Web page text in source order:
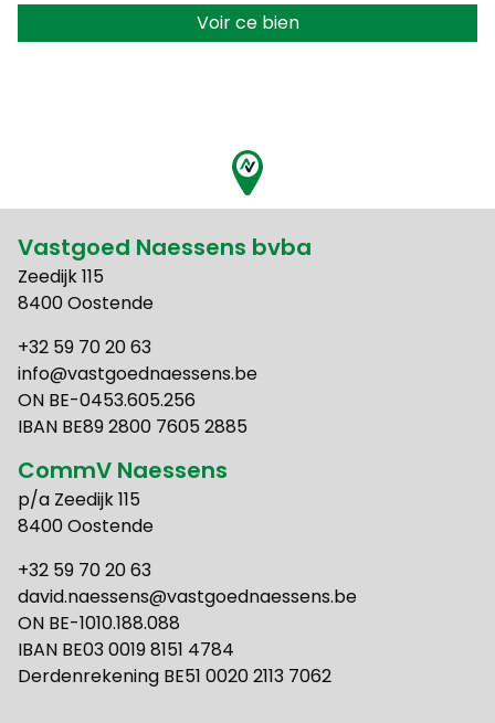
Voir ce bien
Vastgoed Naessens bvba
Zeedijk 115
8400 Oostende
+32 59 70 20 63
info@vastgoednaessens.be
ON BE-0453.605.256
IBAN BE89 2800 7605 2885
CommV Naessens
p/a Zeedijk 115
8400 Oostende
+32 59 70 20 63
david.naessens@vastgoednaessens.be
ON BE-1010.188.088
IBAN BE03 0019 8151 4784
Derdenrekening BE51 0020 2113 7062